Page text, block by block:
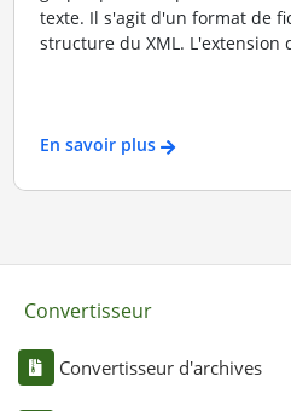
texte. Il s'agit d'un format de
structure du XML. L'extension
En savoir plus
Convertisseur
Convertisseur d'archives